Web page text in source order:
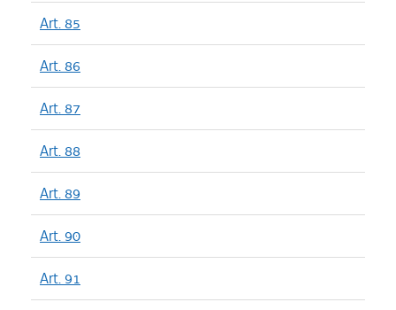
Art. 85
Art. 86
Art. 87
Art. 88
Art. 89
Art. 90
Art. 91